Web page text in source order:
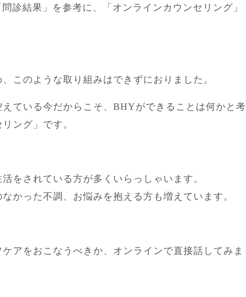
診結果」を参考に、「オンラインカウンセリング」
このような取り組みはできずにおりました。
ている今だからこそ、BHYができることは何かと考
ング」です。
をされている方が多くいらっしゃいます。
かった不調、お悩みを抱える方も増えています。
アをおこなうべきか、オンラインで直接話してみま